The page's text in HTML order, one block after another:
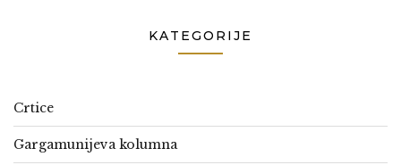
KATEGORIJE
Crtice
Gargamunijeva kolumna